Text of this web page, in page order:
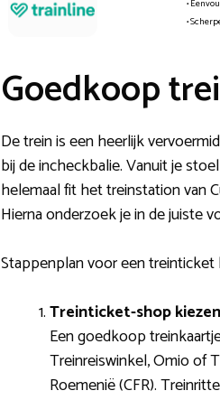
•
•
Goedkoop
De trein is een heerlijk
bij de incheckbalie. Vanuit je
helemaal fit het treinstation van
Hierna onderzoek je in de juiste
Stappenplan voor een treinticket
Treinticket-shop kiezen
Een goedkoop
Treinreiswinkel, Omio of
Roemenië (CFR).